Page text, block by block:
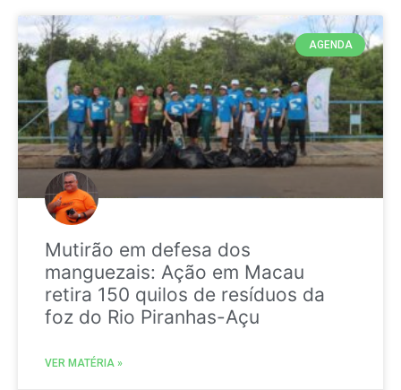
AGENDA
Mutirão em defesa dos
manguezais: Ação em Macau
retira 150 quilos de resíduos da
foz do Rio Piranhas-Açu
VER MATÉRIA »